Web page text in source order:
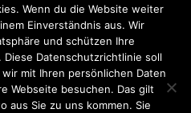
in diesem Browser für meinen
Wenn du die Website weiter
Einverständnis aus. Wir
und schützen Ihre
Datenschutzrichtlinie soll
mit Ihren persönlichen Daten
Webseite besuchen. Das gilt
aus Sie zu uns kommen. Sie